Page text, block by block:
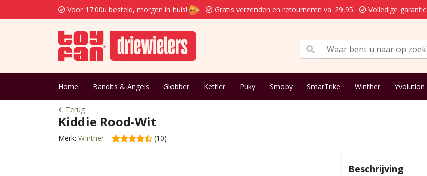
Voor 17:00u besteld, morgen in huis! Gratis verzenden en retourneren va. 29,95 Volledige garantie
Home Bandits & Angels Globber Kettler Puky Smoby SmarTrike Winther Yvolution
Terug
Kiddie Rood-Wit
Merk: Winther (10)
Beschrijving